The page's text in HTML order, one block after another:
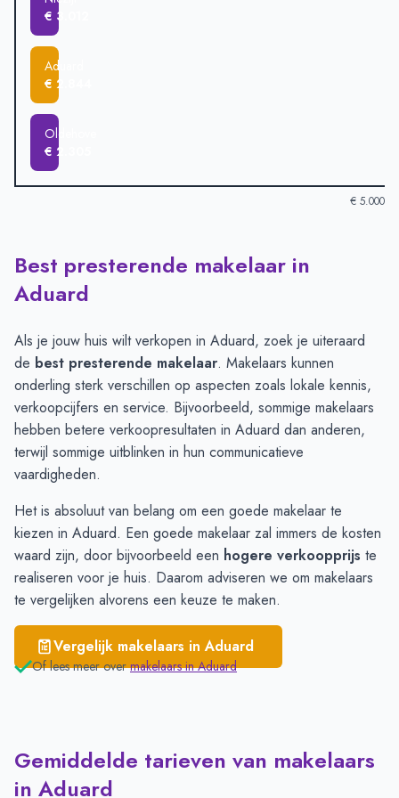
€ 3.012
Aduard
€ 2.844
Oldehove
€ 2.305
€ 5.000
Verkoopprijzen in andere plaatsen per m2-Afgelopen 3
Plaats
Den Ham
Zuidhorn
€ 3.709
Grijpskerk
€ 3.694
Noordhorn
€ 3.235
Niezijl
€ 3.012
Aduard
€ 2.844
Oldehove
€ 2.305
Best presterende makelaar in
Aduard
Als je jouw huis wilt verkopen in Aduard, zoek je uiteraard
de best presterende makelaar. Makelaars kunnen
onderling sterk verschillen op aspecten zoals lokale kennis,
verkoopcijfers en service. Bijvoorbeeld, sommige makelaars
hebben betere verkoopresultaten in Aduard dan anderen,
terwijl sommige uitblinken in hun communicatieve
vaardigheden.
Het is absoluut van belang om een goede makelaar te
kiezen in Aduard. Een goede makelaar zal immers de kosten
waard zijn, door bijvoorbeeld een hogere verkoopprijs te
realiseren voor je huis. Daarom adviseren we om makelaars
te vergelijken alvorens een keuze te maken.
Vergelijk makelaars inAduard
Of lees meer over makelaars inAduard
Gemiddelde tarieven van makelaars
in Aduard